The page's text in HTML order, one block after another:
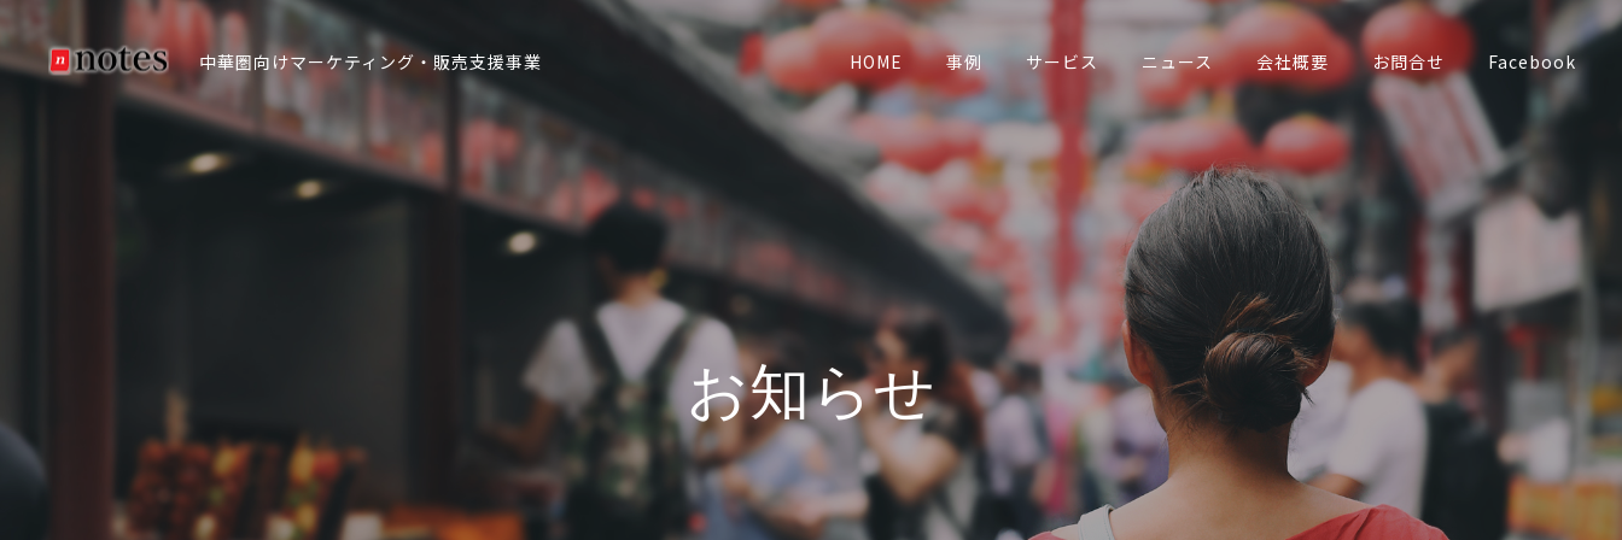
中華圏向けマーケティング・販売支援事業 HOME 事例 サービス ニュース 会社概要 お問合せ Facebook
お知らせ